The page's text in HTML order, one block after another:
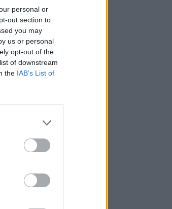
personal or
out section to
you may
us or personal
opt-out of the
of downstream
the IAB’s List of